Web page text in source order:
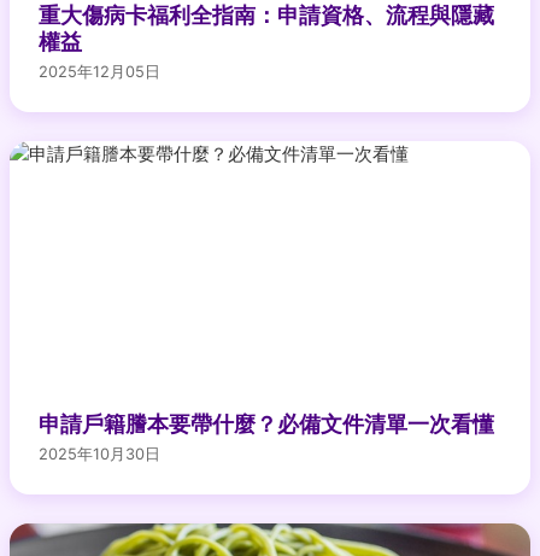
重大傷病卡福利全指南：申請資格、流程與隱藏
權益
2025年12月05日
申請戶籍謄本要帶什麼？必備文件清單一次看懂
2025年10月30日